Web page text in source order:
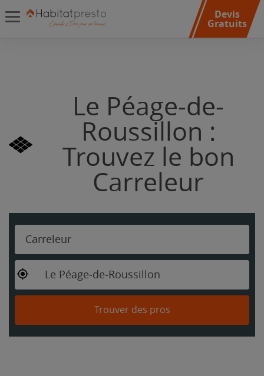
Devis
Gratuits
Le Péage-de-
Roussillon :
Trouvez le bon
Carreleur
Carreleur
Le Péage-de-Roussillon
Trouver des pros